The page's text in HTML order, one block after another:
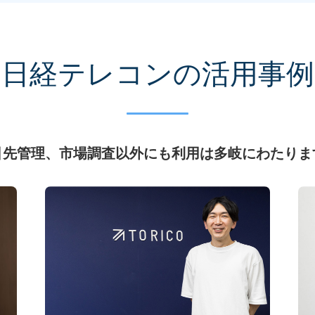
日経テレコンの活用事例
管理、市場調査以外にも利用は多岐にわたり